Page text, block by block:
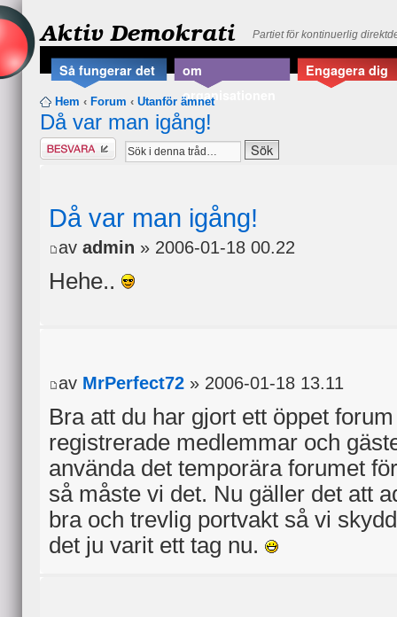
Aktiv Demokrati Partiet för kontinuerlig
Så fungerar det
om
organisationen
Engagera dig
Hem ‹ Forum ‹ Utanför ämnet
Då var man igång!
Besvara
Då var man igång!
av admin » 2006-01-18 00.22
Hehe..
av MrPerfect72 » 2006-01-18 13.11
Bra att du har gjort ett öppet
registrerade medlemmar och
använda det temporära forumet
så måste vi det. Nu gäller det att
bra och trevlig portvakt så vi
det ju varit ett tag nu.